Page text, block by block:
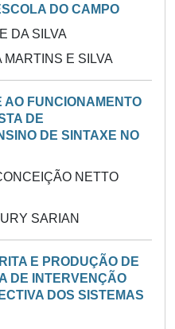
DO CAMPO
DA SILVA
E SILVA
AO FUNCIONAMENTO
DE
DE SINTAXE NO
NETTO
SARIAN
E PRODUÇÃO DE
DE INTERVENÇÃO
DOS SISTEMAS